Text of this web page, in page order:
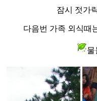
잠시 젓가
다음번 가족 외식때
물